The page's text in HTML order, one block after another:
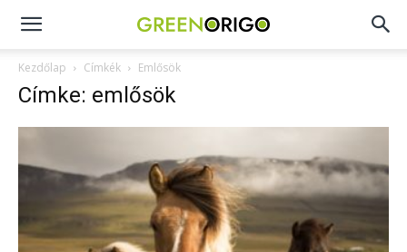
Green
Origo
portál
Kezdőlap Címkék Emlősök
Címke: emlősök